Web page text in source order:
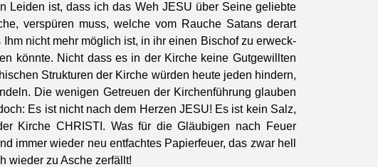
Lei­den ist, dass ich das Weh JESU über Seine geliebte
ver­spüren muss, welche vom Rauche Satans der­art
Ihm nicht mehr möglich ist, in ihr einen Bischof zu erweck­
kön­nte. Nicht dass es in der Kirche keine Gut­gewil­l­ten
Struk­turen der Kirche wür­den heute jeden hin­dern,
Die weni­gen Getreuen der Kirchen­führung glauben
Es ist nicht nach dem Herzen JESU! Es ist kein Salz,
Kirche CHRISTI. Was für die Gläu­bi­gen nach Feuer
immer wieder neu ent­facht­es Papier­feuer, das zwar hell
wieder zu Asche zer­fällt!